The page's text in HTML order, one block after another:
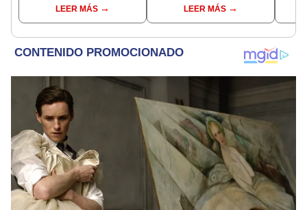
Indecopi multó a la
empresa con más de S/
LEER MÁS
CercadoLEER MÁS